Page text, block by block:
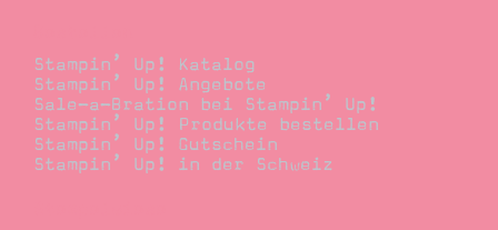
Stampin’ Up! Katalog
Stampin’ Up! Angebote
Sale-a-Bration bei Stampin’ Up!
Stampin’ Up! Produkte bestellen
Stampin’ Up! Gutschein
Stampin’ Up! in der Schweiz